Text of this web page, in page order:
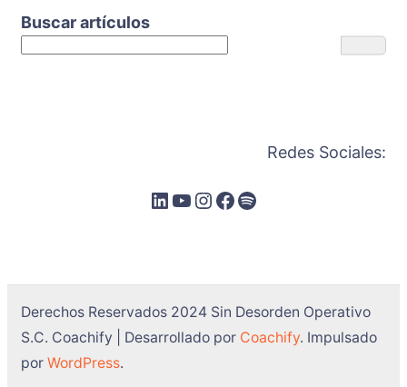
Buscar artículos
Redes Sociales:
Derechos Reservados 2024 Sin Desorden Operativo
S.C. Coachify | Desarrollado por Coachify. Impulsado
por WordPress.